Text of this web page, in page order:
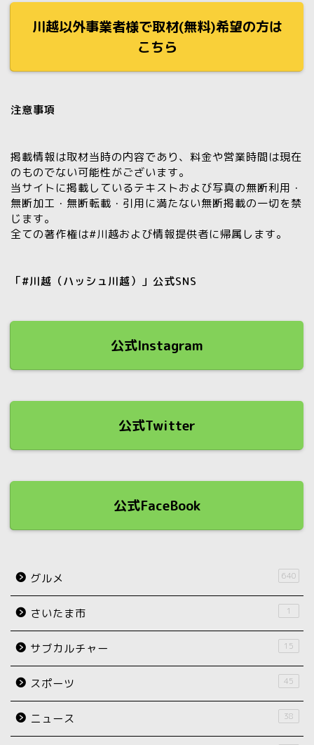
川越以外事業者様で取材(無料)希望の方は
こちら
注意事項
掲載情報は取材当時の内容であり、料金や営業時間は現在
のものでない可能性がございます。
当サイトに掲載しているテキストおよび写真の無断利用・
無断加工・無断転載・引用に満たない無断掲載の一切を禁
じます。
全ての著作権は#川越および情報提供者に帰属します。
「#川越（ハッシュ川越）」公式SNS
公式Instagram
公式Twitter
公式FaceBook
グルメ 640
さいたま市 1
サブカルチャー 15
スポーツ 45
ニュース 38